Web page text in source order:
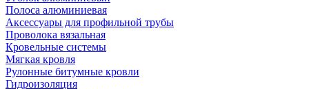
Полоса алюминиевая
Аксессуары для профильной трубы
Проволока вязальная
Кровельные системы
Мягкая кровля
Рулонные битумные кровли
Гидроизоляция